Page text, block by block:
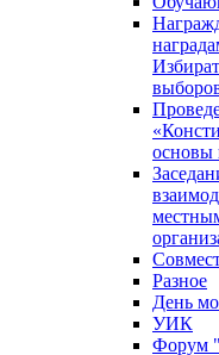
основы
Разное
День
УИК
Форум